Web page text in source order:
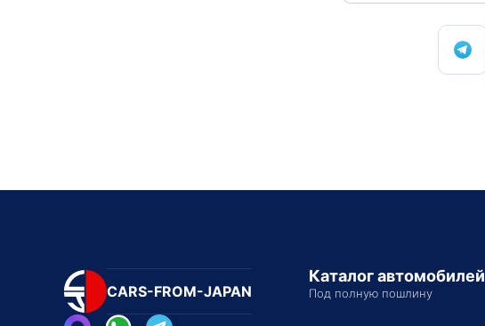
CARS-FROM-JAPAN
Каталог автомобилей
Под полную пошлину